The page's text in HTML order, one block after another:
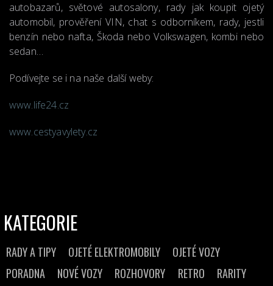
autobazarů, světové autosalony, rady jak koupit ojetý
automobil, prověření VIN, chat s odborníkem, rady, jestli
benzín nebo nafta, Škoda nebo Volkswagen, kombi nebo
sedan…
Podívejte se i na naše další weby:
www.life24.cz
www.cestyavylety.cz
KATEGORIE
RADY A TIPY OJETÉ ELEKTROMOBILY
OJETÉ VOZY
PORADNA
NOVÉ VOZY ROZHOVORY RETRO
RARITY